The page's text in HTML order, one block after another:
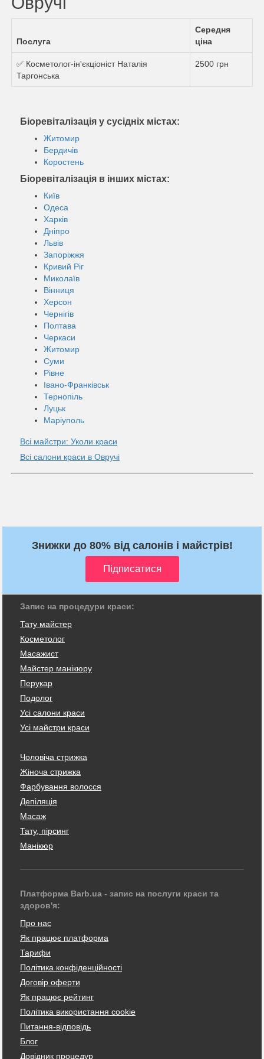
Послуга
Середня
ціна
✅ Косметолог-ін'єкціоніст Наталія
Таргонська
2500 грн
Біоревіталізація у сусідніх містах:
Житомир
Бердичів
Коростень
Біоревіталізація в інших містах:
Київ
Одеса
Харків
Дніпро
Львів
Запоріжжя
Кривий Ріг
Миколаїв
Вінниця
Херсон
Чернігів
Полтава
Черкаси
Житомир
Суми
Рівне
Івано-Франківськ
Тернопіль
Луцьк
Маріуполь
Всі майстри: Уколи краси
Всі салони краси в Овручі
Знижки до 80% від салонів і майстрів!
Запис на процедури краси:
Тату майстер
Косметолог
Масажист
Майстер манікюру
Перукар
Подолог
Усі салони краси
Усі майстри краси
Чоловіча стрижка
Жіноча стрижка
Фарбування волосся
Депіляція
Масаж
Тату, пірсинг
Манікюр
Платформа Barb.ua - запис на послуги краси та
здоров'я:
Про нас
Як працює платформа
Тарифи
Політика конфіденційності
Договір оферти
Як працює рейтинг
Політика використання cookie
Питання-відповідь
Блог
Довідник процедур